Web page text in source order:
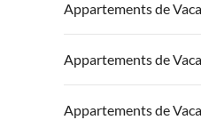
Appartements de
Appartements de
Appartements de
Appartements de
Appartements de
Appartements de
Appartements de
Appartements de
Appartements de
Appartements de